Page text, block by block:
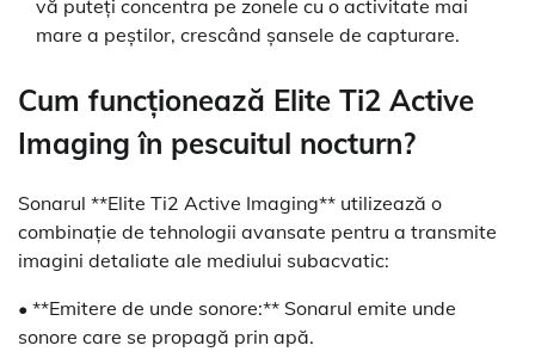
vă puteți concentra pe zonele cu o activitate mai
mare a peștilor, crescând șansele de capturare.
Cum funcționează Elite Ti2 Active
Imaging în pescuitul nocturn?
Sonarul **Elite Ti2 Active Imaging** utilizează o
combinație de tehnologii avansate pentru a transmite
imagini detaliate ale mediului subacvatic:
• **Emitere de unde sonore:** Sonarul emite unde
sonore care se propagă prin apă.